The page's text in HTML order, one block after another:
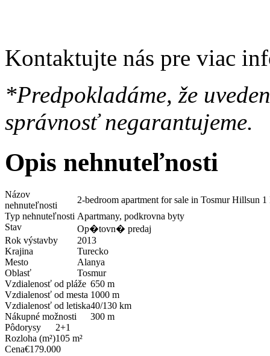
Kontaktujte nás pre viac
*Predpokladáme, že
správnosť negarantujeme.
Opis nehnuteľnosti
Názov
nehnuteľnosti
2-bedroom apartment for sale in Tosmur Hillsun 1
Typ nehnuteľnosti Apartmany, podkrovna byty
Stav
Op�tovn� predaj
Rok výstavby
2013
Krajina
Turecko
Mesto
Alanya
Oblasť
Tosmur
Vzdialenosť od pláže 650 m
Vzdialenosť od mesta 1000 m
Vzdialenosť od letiska40/130 km
Nákupné možnosti
300 m
Pôdorysy
2+1
Rozloha (m²)105 m²
Cena€179.000